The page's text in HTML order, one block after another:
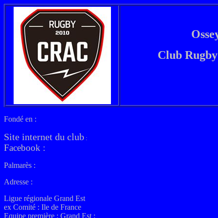
Club
Fondé en :
Site internet du club :
Facebook :
Palmarès :
Adresse :
Ligue régionale Grand Est
ex Comité : Ile de France
Equipe première : Grand Est :